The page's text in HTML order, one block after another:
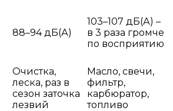
88–94 дБ(А)
103–107 дБ(А) –
в 3 раза громче
по восприятию
Очистка,
леска, раз в
сезон заточка
лезвий
Масло, свечи,
фильтр,
карбюратор,
топливо